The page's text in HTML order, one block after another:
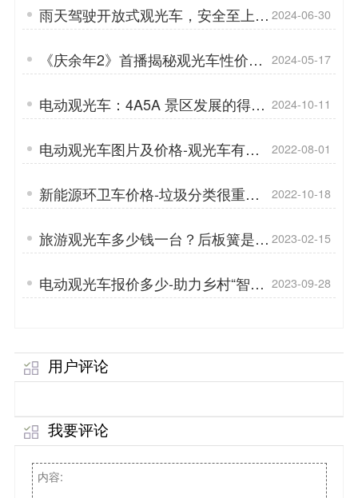
雨天驾驶开放式观光车，安全至上
「专菱」
2024-06-30
《庆余年2》首播揭秘观光车性价比
新高度「专菱」
2024-05-17
电动观光车：4A5A 景区发展的得力
助手「专菱」
2024-10-11
电动观光车图片及价格-观光车有什
么好处「专菱」
2022-08-01
新能源环卫车价格-垃圾分类很重要
[专菱]
2022-10-18
旅游观光车多少钱一台？后板簧是什
么「专菱」
2023-02-15
电动观光车报价多少-助力乡村“智
慧”旅游升级「专菱」
2023-09-28
用户评论
我要评论